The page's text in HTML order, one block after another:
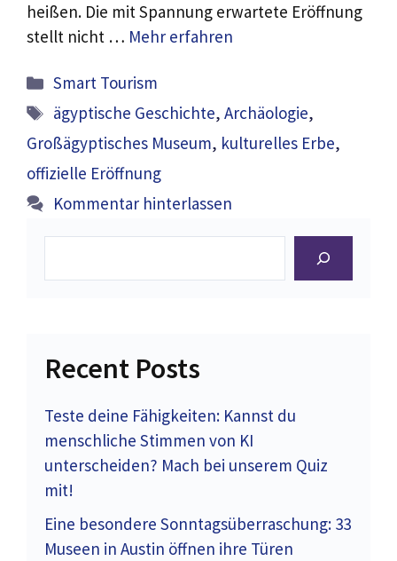
heißen. Die mit Spannung erwartete Eröffnung
stellt nicht … Mehr erfahren
Kategorien
Smart Tourism
Schlagwörter
ägyptische Geschichte,Archäologie,
Großägyptisches Museum, kulturelles Erbe,
offizielle Eröffnung
Kommentar hinterlassen
Recent Posts
Teste deine Fähigkeiten: Kannst du
menschliche Stimmen von KI
unterscheiden? Mach bei unserem Quiz
mit!
Eine besondere Sonntagsüberraschung: 33
Museen in Austin öffnen ihre Türen